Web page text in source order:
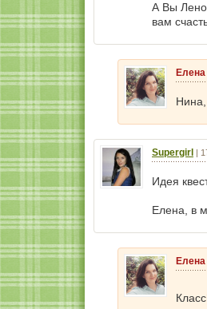
А Вы
вам
Supergirl |
Идея
Елена, в